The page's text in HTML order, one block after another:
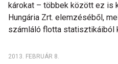
károkat – többek között ez is
Hungária Zrt. elemzéséből,
számláló flotta statisztikáiból
2013. FEBRUÁR 8.